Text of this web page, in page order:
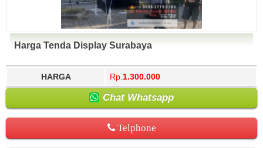
Harga Tenda Display Surabaya
HARGA Rp. 1.300.000
Chat Whatsapp
Telphone